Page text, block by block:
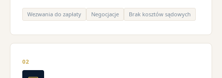
Wezwania do zapłaty Negocjacje Brak kosztów sądowych
02